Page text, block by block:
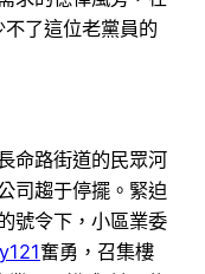
不了這位老黨員的
路街道的民眾河
司趨于停擺。緊迫
號令下，小區業委
奮勇，召集樓